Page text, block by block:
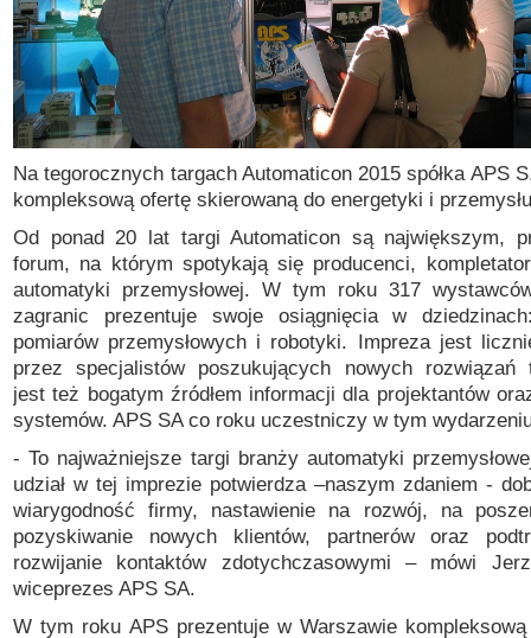
Na tegorocznych targach Automaticon 2015 spółka APS
kompleksową ofertę skierowaną do energetyki i
Od ponad 20 lat targi Automaticon są największym,
forum, na którym spotykają się producenci,
automatyki przemysłowej. W tym roku 317
zagranic prezentuje swoje osiągnięcia w
pomiarów przemysłowych i robotyki. Impreza jest
przez specjalistów poszukujących nowych rozwiązań
jest też bogatym źródłem informacji dla projektantów
systemów. APS SA co roku uczestniczy w tym
- To najważniejsze targi branży automatyki
udział w tej imprezie potwierdza –naszym zdaniem -
wiarygodność firmy,
nastawienie na rozwój, na
pozyskiwanie nowych klientów, partnerów oraz
rozwijanie kontaktów zdotychczasowymi – mówi
wiceprezes APS SA.
W tym roku APS prezentuje w Warszawie